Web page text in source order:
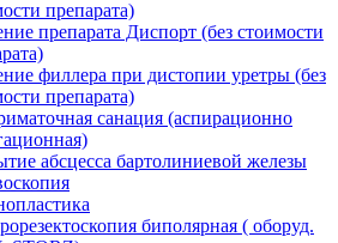
препарата)
препарата Диспорт (без стоимости
филлера при дистопии уретры (без
препарата)
санация (аспирационно
абсцесса бартолиниевой железы
биполярная ( оборуд.